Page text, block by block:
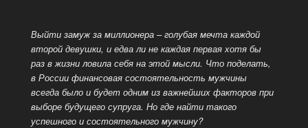
Выйти замуж за миллионера – голубая мечта каждой
второй девушки, и едва ли не каждая первая хотя бы
раз в жизни ловила себя на этой мысли. Что поделать,
в России финансовая состоятельность мужчины
всегда было и будет одним из важнейших факторов при
выборе будущего супруга. Но где найти такого
успешного и состоятельного мужчину?